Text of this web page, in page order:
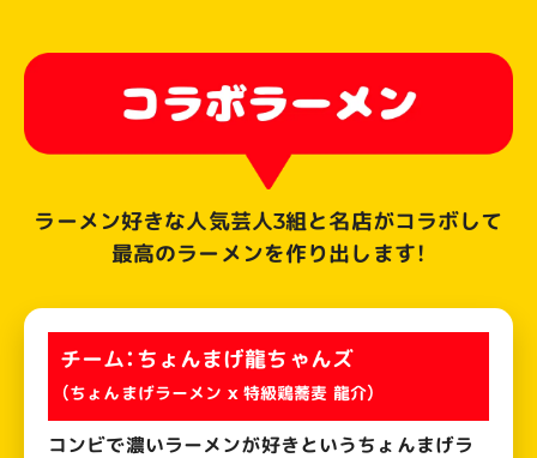
ラーメン好きな人気芸人3組と名店がコラボして
最高のラーメンを作り出します！
チーム：ちょんまげ龍ちゃんズ
（ちょんまげラーメン x 特級鶏蕎麦 龍介）
コンビで濃いラーメンが好きというちょんまげラ